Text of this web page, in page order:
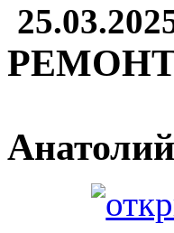
Анатолий